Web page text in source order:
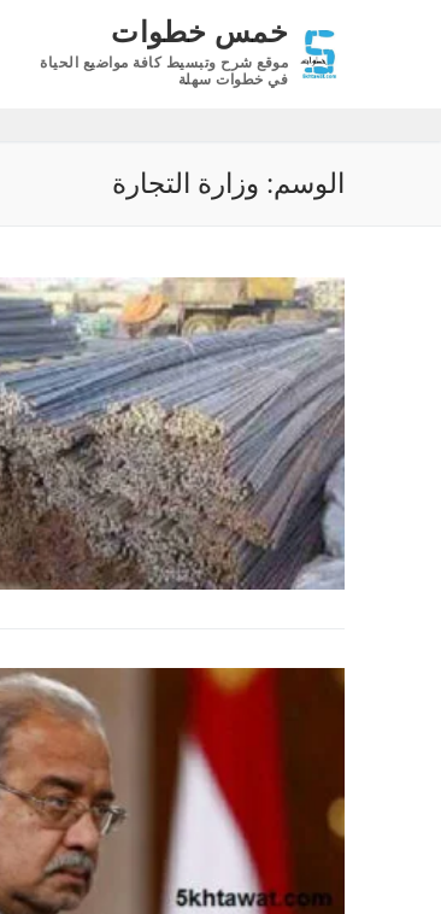
خمس خطوات
موقع شرح وتبسيط كافة مواضيع الحياة
في خطوات سهلة
الوسم: وزارة التجارة